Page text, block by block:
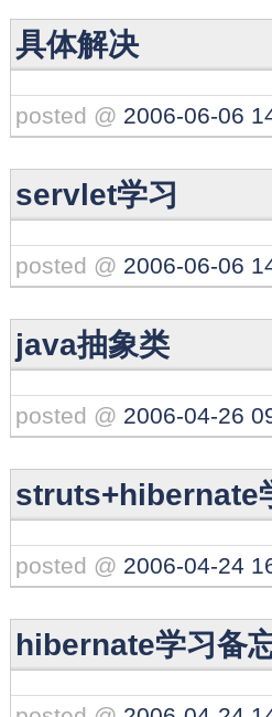
具体解决
posted @ 2006-06-06
servlet学习
posted @ 2006-06-06
java抽象类
posted @ 2006-04-26
struts+hibernate
posted @ 2006-04-24
hibernate学习备